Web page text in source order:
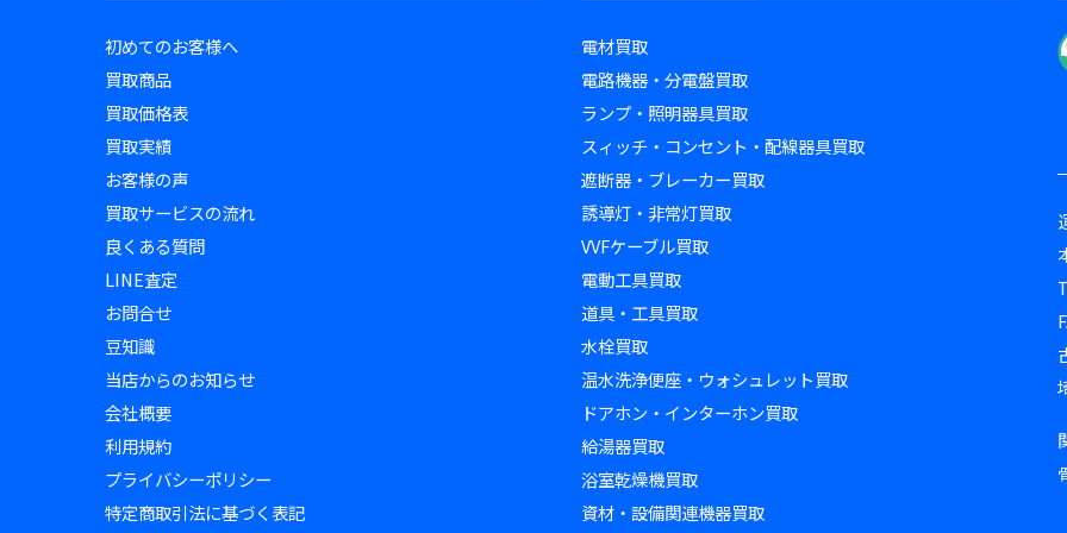
初めてのお客様へ
買取商品
買取価格表
買取実績
お客様の声
買取サービスの流れ
良くある質問
LINE査定
お問合せ
豆知識
当店からのお知らせ
会社概要
利用規約
プライバシーポリシー
特定商取引法に基づく表記
電材買取
電路機器・分電盤買取
ランプ・照明器具買取
スィッチ・コンセント・配線器具買取
遮断器・ブレーカー買取
誘導灯・非常灯買取
VVFケーブル買取
電動工具買取
道具・工具買取
水栓買取
温水洗浄便座・ウォシュレット買取
ドアホン・インターホン買取
給湯器買取
浴室乾燥機買取
資材・設備関連機器買取